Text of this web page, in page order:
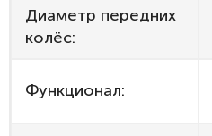
Диаметр передних
колёс:
Функционал: